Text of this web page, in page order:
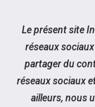
Aller au contenu
Le présent site
réseaux
partager du
réseaux sociaux
ailleurs, nous